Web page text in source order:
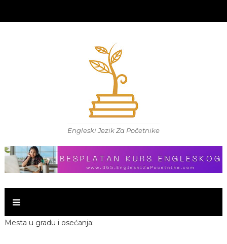
Engleski Jezik Za Početnike
Mesta u gradu i osećanja: